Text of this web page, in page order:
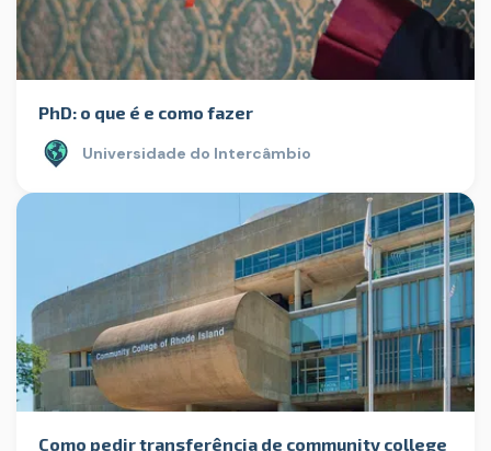
PhD: o que é e como fazer
Universidade do Intercâmbio
Como pedir transferência de community college